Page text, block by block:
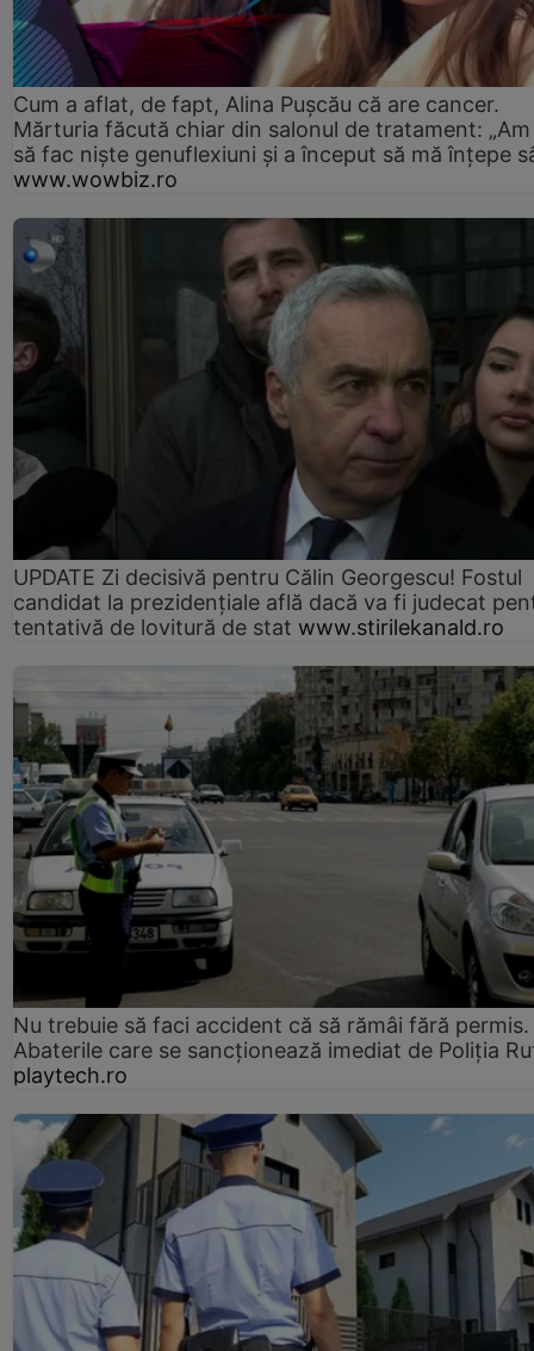
Cum a aflat, de fapt, Alina Pușcău că are cancer.
Mărturia făcută chiar din salonul de tratament:
să fac niște genuflexiuni și a început să mă înțepe
www.wowbiz.ro
UPDATE Zi decisivă pentru Călin Georgescu! Fostul
candidat la prezidențiale află dacă va fi judecat
tentativă de lovitură de stat www.stirilekanald.ro
Nu trebuie să faci accident că să rămâi fără permis.
Abaterile care se sancționează imediat de Poliţia
playtech.ro